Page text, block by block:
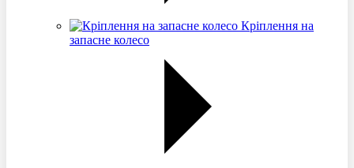
Кріплення на
запасне колесо